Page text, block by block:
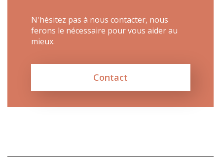
proFonds
Portes ouvertes 2026
Cours interentreprises
Accès et plan de l’école
N'hésitez pas à nous contacter, nous
ferons le nécessaire pour vous aider au
mieux.
Contact